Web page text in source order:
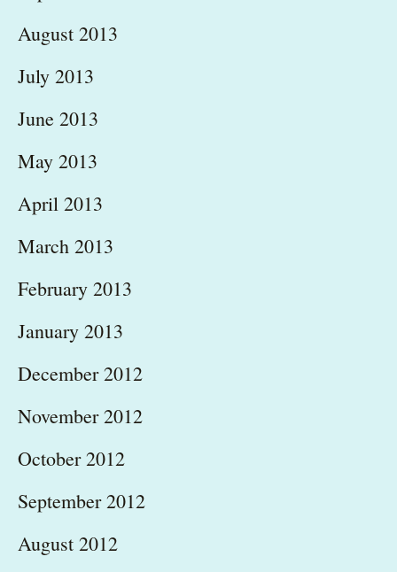
August 2013
July 2013
June 2013
May 2013
April 2013
March 2013
February 2013
January 2013
December 2012
November 2012
October 2012
September 2012
August 2012